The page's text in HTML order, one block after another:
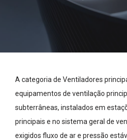
A categoria de Ventiladores
equipamentos de ventilação
subterrâneas, instalados em
principais e no sistema geral de
exigidos fluxo de ar e pressão